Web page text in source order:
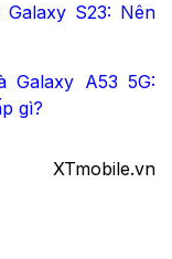
S23: Nên
Galaxy A53 5G:
gì?
XTmobile.vn